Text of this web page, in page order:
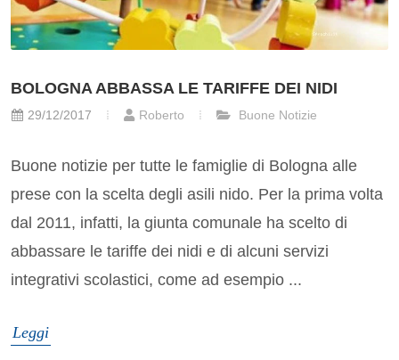
BOLOGNA ABBASSA LE TARIFFE DEI NIDI
29/12/2017 Roberto Buone Notizie
Buone notizie per tutte le famiglie di Bologna alle
prese con la scelta degli asili nido. Per la prima volta
dal 2011, infatti, la giunta comunale ha scelto di
abbassare le tariffe dei nidi e di alcuni servizi
integrativi scolastici, come ad esempio ...
Leggi